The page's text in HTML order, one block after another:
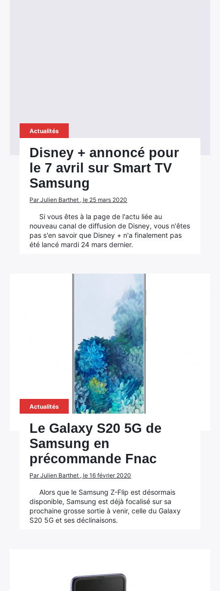
Actualités
Disney + annoncé pour
le 7 avril sur Smart TV
Samsung
Par Julien Barthet , le 25 mars 2020
Si vous êtes à la page de l'actu liée au
nouveau canal de diffusion de Disney, vous n'êtes
pas s'en savoir que Disney + n'a finalement pas
été lancé mardi 24 mars dernier.
Actualités
Le Galaxy S20 5G de
Samsung en
précommande Fnac
Par Julien Barthet , le 16 février 2020
Alors que le Samsung Z-Flip est désormais
disponible, Samsung est déjà focalisé sur sa
prochaine grosse sortie à venir, celle du Galaxy
S20 5G et ses déclinaisons.